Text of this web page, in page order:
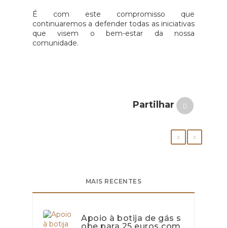
É com este compromisso que
continuaremos a defender todas as iniciativas
que visem o bem-estar da nossa
comunidade.
Partilhar
MAIS RECENTES
Apoio à botija de gás s